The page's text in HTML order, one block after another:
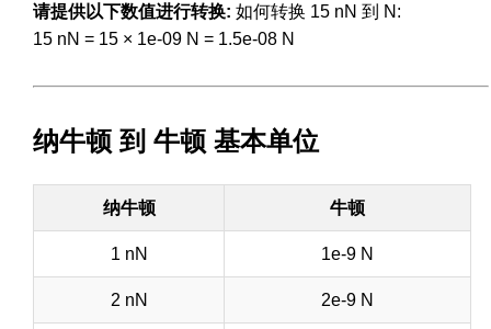
请提供以下数值进行转换: 如何转换 15 nN 到 N:
15 nN = 15 × 1e-09 N = 1.5e-08 N
纳牛顿 到 牛顿 基本单位
纳牛顿 牛顿
1 nN 1e-9 N
2 nN 2e-9 N